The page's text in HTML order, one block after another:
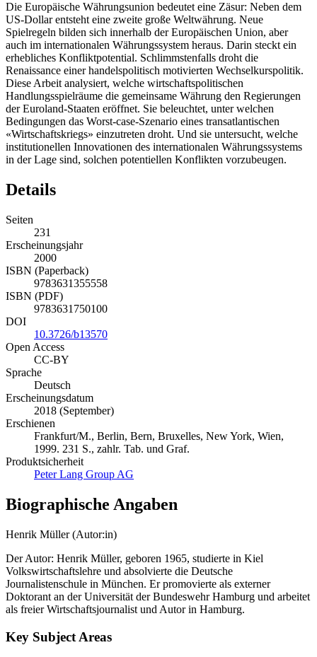
Die Europäische Währungsunion bedeutet eine Zäsur: Neben dem
US-Dollar entsteht eine zweite große Weltwährung. Neue
Spielregeln bilden sich innerhalb der Europäischen Union, aber
auch im internationalen Währungssystem heraus. Darin steckt ein
erhebliches Konfliktpotential. Schlimmstenfalls droht die
Renaissance einer handelspolitisch motivierten Wechselkurspolitik.
Diese Arbeit analysiert, welche wirtschaftspolitischen
Handlungsspielräume die gemeinsame Währung den Regierungen
der Euroland-Staaten eröffnet. Sie beleuchtet, unter welchen
Bedingungen das Worst-case-Szenario eines transatlantischen
«Wirtschaftskriegs» einzutreten droht. Und sie untersucht, welche
institutionellen Innovationen des internationalen Währungssystems
in der Lage sind, solchen potentiellen Konflikten vorzubeugen.
Details
Seiten
231
Erscheinungsjahr
2000
ISBN (Paperback)
9783631355558
ISBN (PDF)
9783631750100
DOI
10.3726/b13570
Open Access
CC-BY
Sprache
Deutsch
Erscheinungsdatum
2018 (September)
Erschienen
Frankfurt/M., Berlin, Bern, Bruxelles, New York, Wien,
1999. 231 S., zahlr. Tab. und Graf.
Produktsicherheit
Peter Lang Group AG
Biographische Angaben
Henrik Müller (Autor:in)
Der Autor: Henrik Müller, geboren 1965, studierte in Kiel
Volkswirtschaftslehre und absolvierte die Deutsche
Journalistenschule in München. Er promovierte als externer
Doktorant an der Universität der Bundeswehr Hamburg und arbeitet
als freier Wirtschaftsjournalist und Autor in Hamburg.
Key Subject Areas